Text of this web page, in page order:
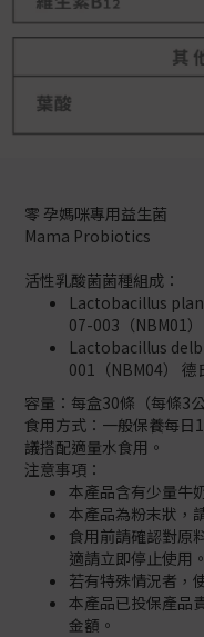
零 孕媽咪專用益生菌
Mama Probiotics
活性乳酸菌菌種組成：
Lactobacillus
07-003（NBM01
Lactobacillus
001（NBM04） 德
容量：每盒30條（每條3公
食用方式：一般保養每日
議搭配適量水食用。
注意事項：
本產品含有少量牛
本產品為粉末狀，
食用前請確認對原
適請立即停止使用。
若有特殊情況者，
本產品已投保產品
金額。